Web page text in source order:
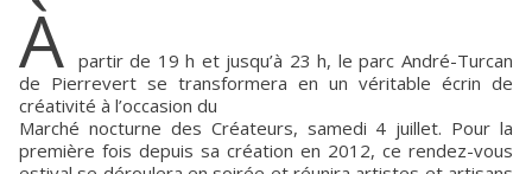
À partir de 19 h et jusqu’à 23 h, le parc André-Turcan
de Pierrevert se transformera en un véritable écrin de
créativité à l’occasion du
Marché nocturne des Créateurs, samedi 4 juillet. Pour la
première fois depuis sa création en 2012, ce rendez-vous